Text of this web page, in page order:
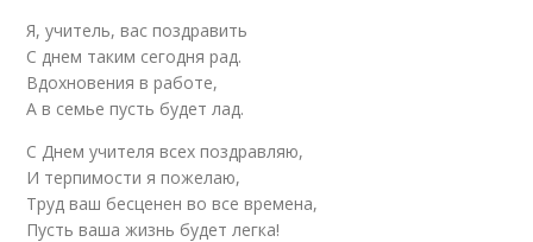
Я, учитель, вас поздравить
С днем таким сегодня рад.
Вдохновения в работе,
А в семье пусть будет лад.
С Днем учителя всех поздравляю,
И терпимости я пожелаю,
Труд ваш бесценен во все времена,
Пусть ваша жизнь будет легка!